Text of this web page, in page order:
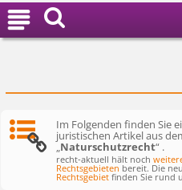

Im Folgenden finden Sie
juristischen Artikel aus
„Naturschutzrecht“ .
recht-aktuell hält noch
Rechtsgebieten bereit. Die
Rechtsgebiet finden Sie rund